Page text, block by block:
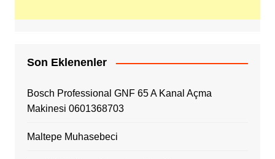
Son Eklenenler
Bosch Professional GNF 65 A Kanal Açma
Makinesi 0601368703
Maltepe Muhasebeci